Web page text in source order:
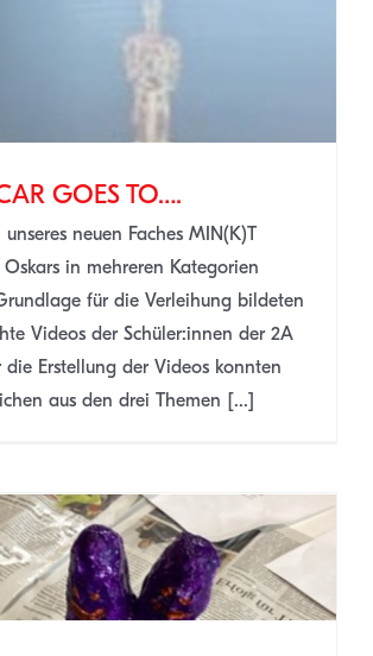
GOES TO….
unseres neuen Faches MIN(K)T
in mehreren Kategorien
für die Verleihung bildeten
Videos der Schüler:innen der 2A
die Erstellung der Videos konnten
aus den drei Themen [...]